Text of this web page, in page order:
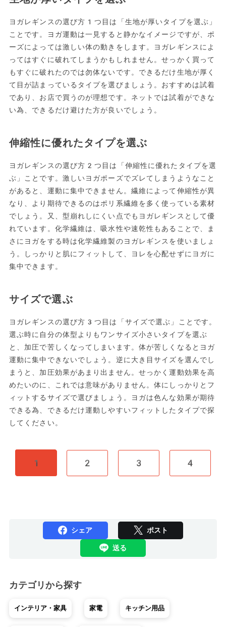
ヨガレギンスの選び方1つ目は「生地が厚いタイプを選ぶ」
ことです。ヨガ運動は一見すると静かなイメージですが、ポ
ーズによっては激しい体の動きをします。ヨガレギンスによ
ってはすぐに破れてしまうかもしれません。せっかく買って
もすぐに破れたのでは勿体ないです。できるだけ生地が厚く
て目が詰まっているタイプを選びましょう。おすすめは試着
であり、お店で買うのが理想です。ネットでは試着ができな
い為、できるだけ避けた方が良いでしょう。
伸縮性に優れたタイプを選ぶ
ヨガレギンスの選び方2つ目は「伸縮性に優れたタイプを選
ぶ」ことです。激しいヨガポーズでズレてしまうようなこと
があると、運動に集中できません。繊維によって伸縮性が異
なり、より期待できるのはポリ系繊維を多く使っている素材
でしょう。又、型崩れしにくい点でもヨガレギンスとして優
れています。化学繊維は、吸水性や速乾性もあることで、ま
さにヨガをする時は化学繊維製のヨガレギンスを使いましょ
う。しっかりと肌にフィットして、ヨレを心配せずにヨガに
集中できます。
サイズで選ぶ
ヨガレギンスの選び方3つ目は「サイズで選ぶ」ことです。
選ぶ時に自分の体型よりもワンサイズ小さいタイプを選ぶ
と、加圧で苦しくなってしまいます。体が苦しくなるとヨガ
運動に集中できないでしょう。逆に大き目サイズを選んでし
まうと、加圧効果があまり出ません。せっかく運動効果を高
めたいのに、これでは意味がありません。体にしっかりとフ
ィットするサイズで選びましょう。ヨガは色んな効果が期待
できる為、できるだけ運動しやすいフィットしたタイプで探
してください。
1 2 3 4
シェア ポスト
送る
カテゴリから探す
インテリア・家具 家電 キッチン用品